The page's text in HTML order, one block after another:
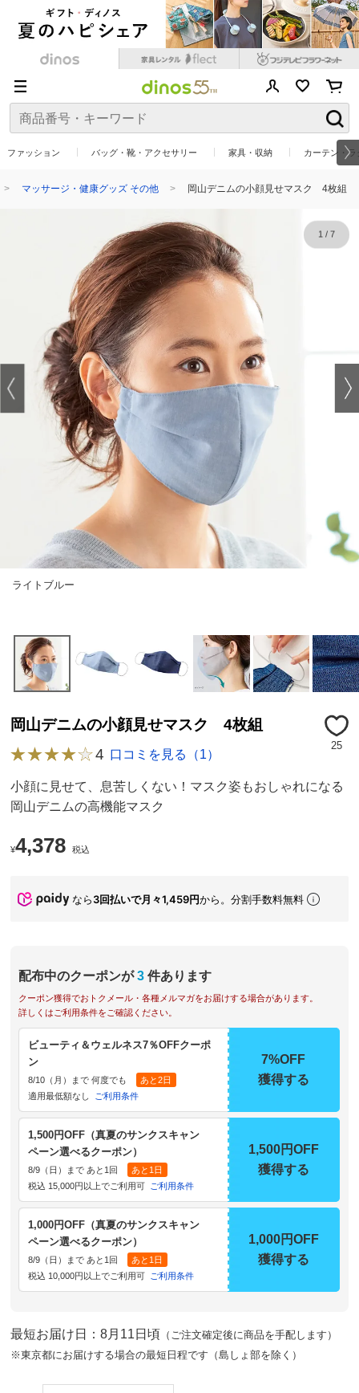
ファッション バッグ・靴・アクセサリー 家具・収納 カーテン・
マッサージ・健康グッズ その他 岡山デニムの小顔見せマスク 4枚組
ライトブルー
1/ 7
岡山デニムの小顔見せマスク 4枚組
25
4 口コミを見る（1）
小顔に見せて、息苦しくない！マスク姿もおしゃれになる
岡山デニムの高機能マスク
¥4,378 税込
なら3回払いで月々1,459円から。分割手数料無料
配布中のクーポンが 3 件あります
クーポン獲得でおトクメール・各種メルマガをお届けする場合があります。
詳しくはご利用条件をご確認ください。
ビューティ＆ウェルネス7％OFFクーポ
ン
8/10（月）まで 何度でも
あと2日
適用最低額なし
ご利用条件
7%OFF
獲得する
1,500円OFF（真夏のサンクスキャン
ペーン選べるクーポン）
8/9（日）まで あと1回
あと1日
税込 15,000円以上でご利用可
ご利用条件
1,500円OFF
獲得する
1,000円OFF（真夏のサンクスキャン
ペーン選べるクーポン）
8/9（日）まで あと1回
あと1日
税込 10,000円以上でご利用可
ご利用条件
1,000円OFF
獲得する
最短お届け日：8月11日頃 （ご注文確定後に商品を手配します）
※東京都にお届けする場合の最短日程です（島しょ部を除く）